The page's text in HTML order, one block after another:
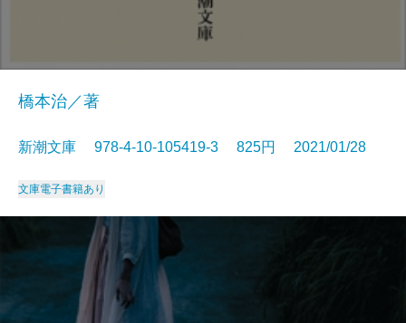
橋本治／著
新潮文庫 978-4-10-105419-3 825円 2021/01/28
文庫電子書籍あり